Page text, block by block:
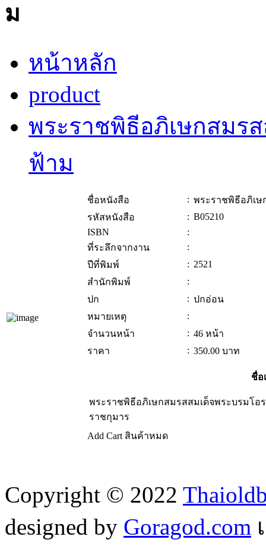
ม
หน้าหลัก
product
พระราชพิธีอภิเษกสมร
ฟ้าม
ชื่อหนังสือ : พระราชพิธีอภิเษ
รหัสหนังสือ
: B05210
ISBN
:
ที่ระลึกจากงาน
:
ปีที่พิมพ์
: 2521
สำนักพิมพ์
:
ปก
: ปกอ่อน
หมายเหตุ
:
จำนวนหน้า
: 46 หน้า
ราคา
: 350.00 บาท
ชื่อ
พระราชพิธีอภิเษกสมรสสมเด็จพระบรมโ
ราชกุมาร
Add Cart สินค้าหมด
Copyright © 2022
designed by Goragod.com